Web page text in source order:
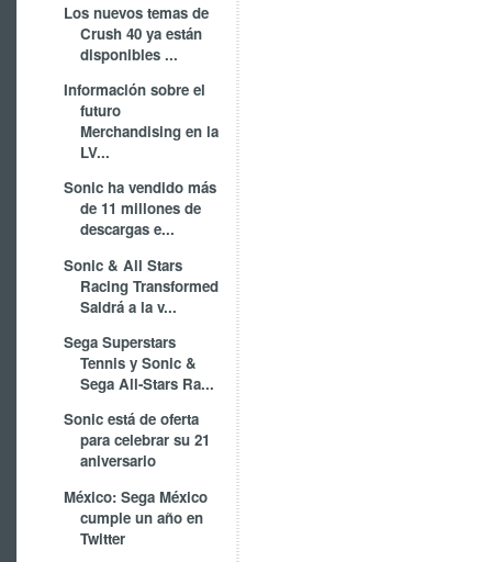
Los nuevos temas de
Crush 40 ya están
disponibles ...
Información sobre el
futuro
Merchandising en la
LV...
Sonic ha vendido más
de 11 millones de
descargas e...
Sonic & All Stars
Racing Transformed
Saldrá a la v...
Sega Superstars
Tennis y Sonic &
Sega All-Stars Ra...
Sonic está de oferta
para celebrar su 21
aniversario
México: Sega México
cumple un año en
Twitter